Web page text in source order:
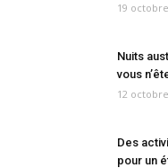
19
Nuits
vous
12
Des
pour un